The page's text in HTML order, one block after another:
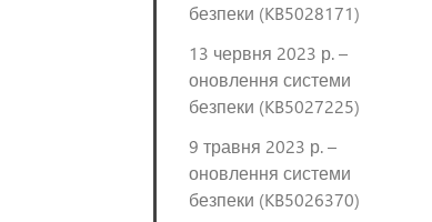
безпеки (KB5028171)
13 червня 2023 р. –
оновлення системи
безпеки (KB5027225)
9 травня 2023 р. –
оновлення системи
безпеки (KB5026370)